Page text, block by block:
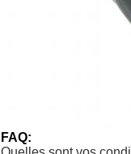
FAQ: